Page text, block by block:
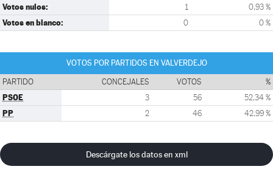
Votos nulos: 1 0,93 %
Votos en blanco: 0 0 %
VOTOS POR PARTIDOS EN VALVERDEJO
PARTIDO CONCEJALES VOTOS %
PSOE 3 56 52,34 %
PP 2 46 42,99 %
Descárgate los datos en xml